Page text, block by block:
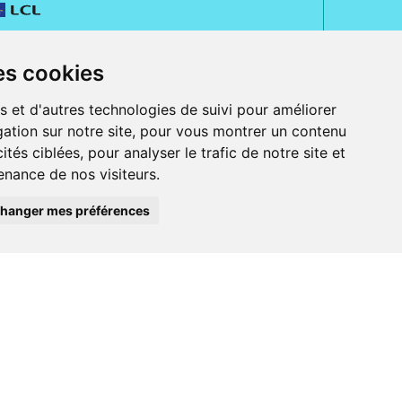
cookies
et d'autres technologies de suivi pour améliorer
sur notre site, pour vous montrer un contenu
ciblées, pour analyser le trafic de notre site et
de nos visiteurs.
mes préférences
Jeanne d' Harcourt, 80300 Albert.
ordonnance.
et iPod touch), ou sur Google Play (pour Androïd 5.0 ou version
Bancontact, PayPal.